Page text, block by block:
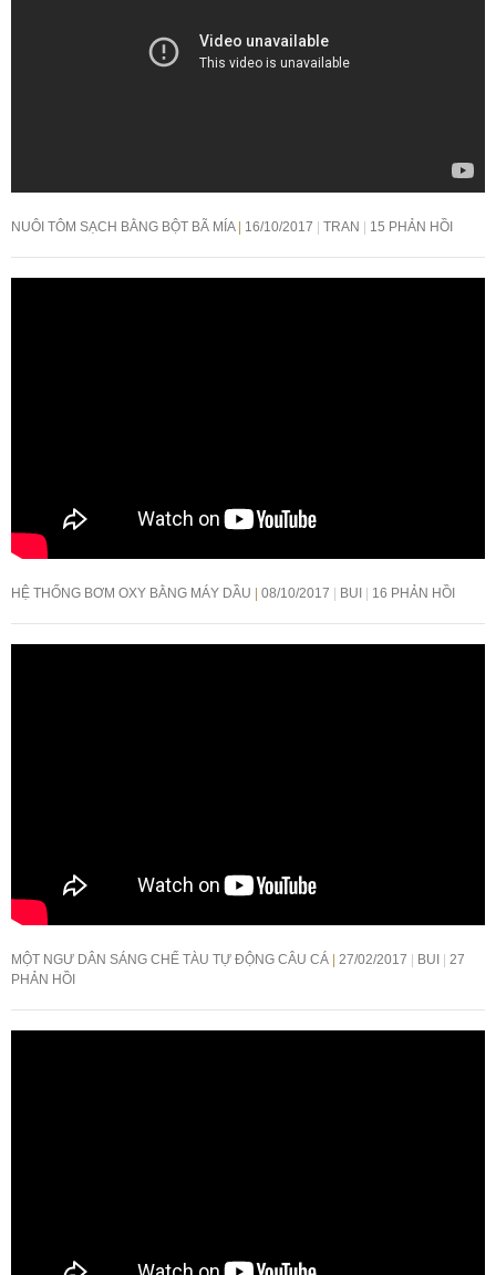
NUÔI TÔM SẠCH BẰNG BỘT BÃ MÍA 16/10/2017 TRAN 15 PHẢN HỒI
HỆ THỐNG BƠM OXY BẰNG MÁY DẦU 08/10/2017 BUI 16 PHẢN HỒI
MỘT NGƯ DÂN SÁNG CHẾ TÀU TỰ ĐỘNG CÂU CÁ 27/02/2017 BUI
27
PHẢN HỒI